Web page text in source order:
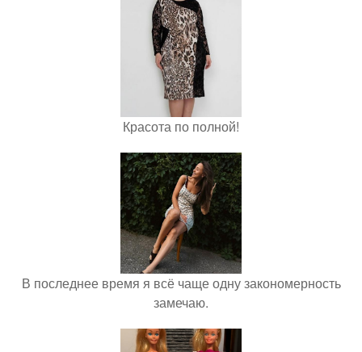
Красота по полной!
В последнее время я всё чаще одну закономерность
замечаю.